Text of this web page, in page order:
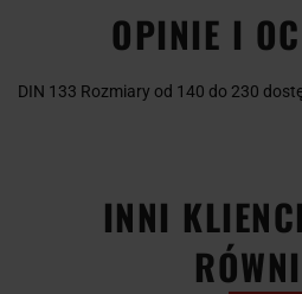
OPINIE I
DIN 133 Rozmiary od 140 do 230
INNI